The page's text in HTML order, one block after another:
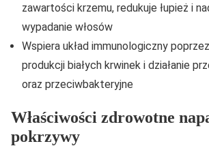
zawartości krzemu, redukuje łupież i
wypadanie włosów
Wspiera układ immunologiczny
produkcji białych krwinek i działanie
oraz przeciwbakteryjne
Właściwości zdrowotne
pokrzywy